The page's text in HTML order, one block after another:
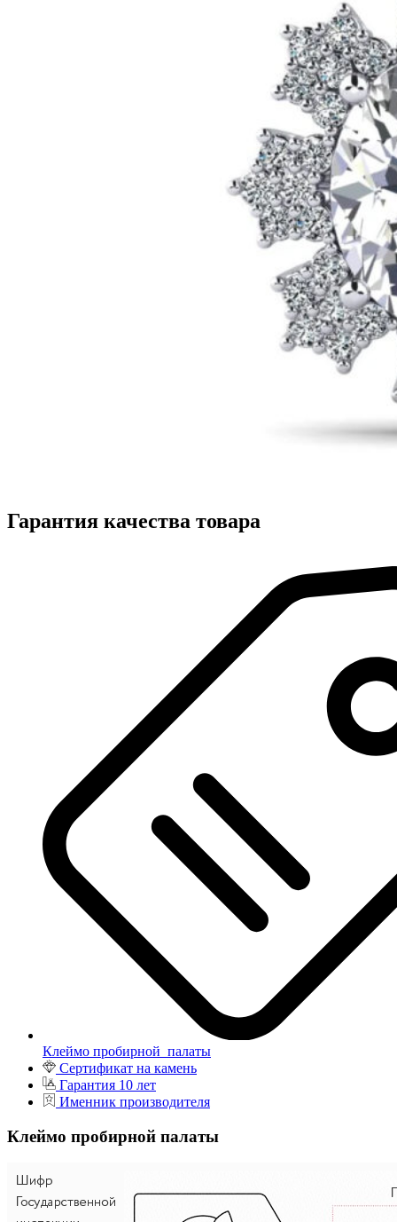
Гарантия качества товара
Клеймо пробирной палаты
Сертификат на камень
Гарантия 10 лет
Именник производителя
Клеймо пробирной палаты